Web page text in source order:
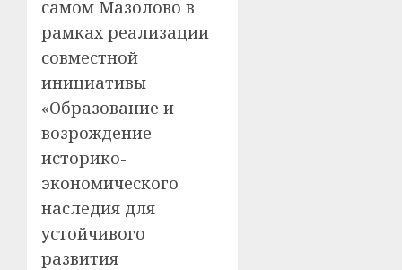
самом Мазолово в
рамках реализации
совместной
инициативы
«Образование и
возрождение
историко-
экономического
наследия для
устойчивого
развития